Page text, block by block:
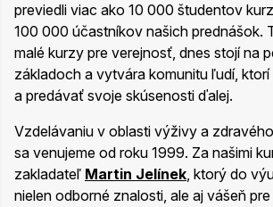
previedli viac ako 10 000 študentov
100 000 účastníkov našich prednášok.
malé kurzy pre verejnosť, dnes stojí na
základoch a vytvára komunitu ľudí,
a predávať svoje skúsenosti ďalej.
Vzdelávaniu v oblasti výživy a
sa venujeme od roku 1999. Za našimi
zakladateľ Martin Jelínek, ktorý do
nielen odborné znalosti, ale aj vášeň